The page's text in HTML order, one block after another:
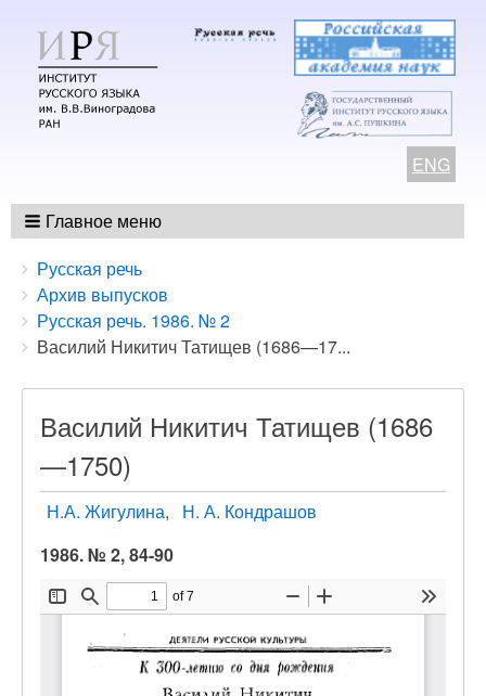
ENG
Главное меню
Breadcrumbs
You
are
here:
Русская речь
Архив выпусков
Русская речь. 1986. № 2
Василий Никитич Татищев (1686—17...
Василий Никитич Татищев (1686
—1750)
Н.А. Жигулина
Н. А. Кондрашов
1986. № 2, 84-90